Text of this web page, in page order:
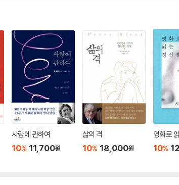
사랑에 관하여
10% 11,700원
삶의 격
10% 18,000원
영화로
10%